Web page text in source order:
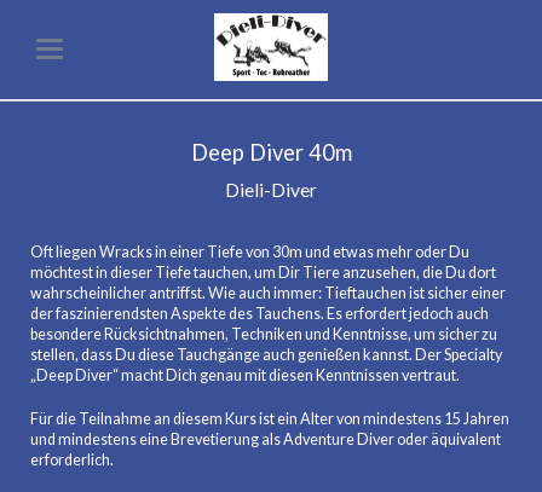
Deep Diver 40m
Dieli-Diver
Oft liegen Wracks in einer Tiefe von 30m und etwas mehr oder Du
möchtest in dieser Tiefe tauchen, um Dir Tiere anzusehen, die Du dort
wahrscheinlicher antriffst. Wie auch immer: Tieftauchen ist sicher einer
der faszinierendsten Aspekte des Tauchens. Es erfordert jedoch auch
besondere Rücksichtnahmen, Techniken und Kenntnisse, um sicher zu
stellen, dass Du diese Tauchgänge auch genießen kannst. Der Specialty
„Deep Diver“ macht Dich genau mit diesen Kenntnissen vertraut.
Für die Teilnahme an diesem Kurs ist ein Alter von mindestens 15 Jahren
und mindestens eine Brevetierung als Adventure Diver oder äquivalent
erforderlich.